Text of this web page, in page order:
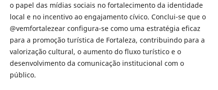
o papel das mídias sociais no fortalecimento da identidade
local e no incentivo ao engajamento cívico. Conclui-se que o
@vemfortalezear configura-se como uma estratégia eficaz
para a promoção turística de Fortaleza, contribuindo para a
valorização cultural, o aumento do fluxo turístico e o
desenvolvimento da comunicação institucional com o
público.